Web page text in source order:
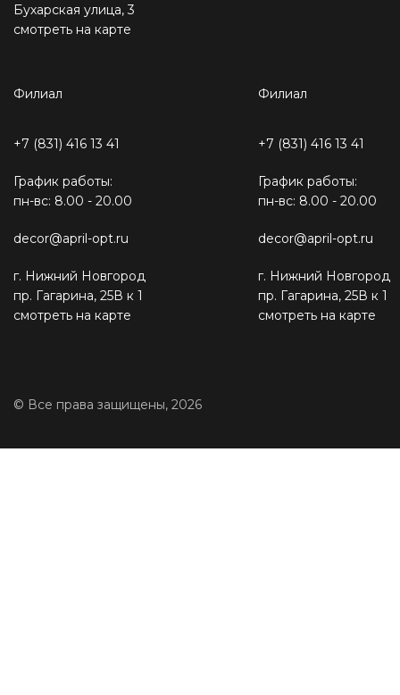
Бухарская улица, 3
смотреть на карте
Филиал
+7 (831) 416 13 41
График работы:
пн-вс: 8.00 - 20.00
decor@april-opt.ru
г. Нижний Новгород
пр. Гагарина, 25В к 1
смотреть на карте
Филиал
+7 (831) 416 13 41
График работы:
пн-вс: 8.00 - 20.00
decor@april-opt.ru
г. Нижний Новгород
пр. Гагарина, 25В к 1
смотреть на карте
© Все права защищены, 2026